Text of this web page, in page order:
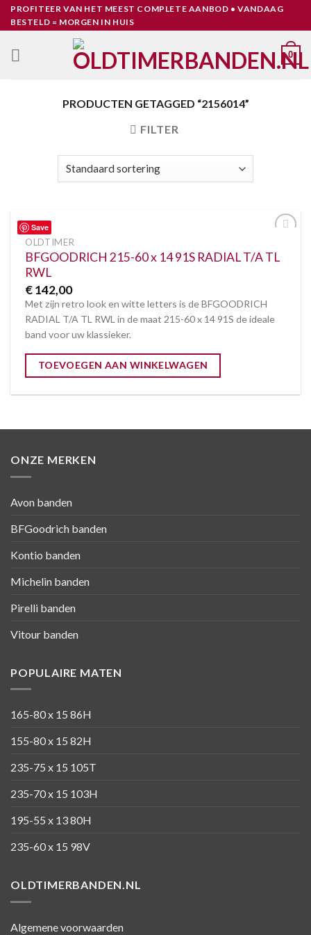
SkipPROFITEER VAN HET MEEST COMPLETE AANBOD • VANDAAG
BESTELD = MORGEN IN HUIS
0
PRODUCTEN GETAGGED “2156014”
FILTER
Save
aan
verlanglijst
OLDTIMER
BFGOODRICH 215-60 x 14 91S RADIAL T/A TL
RWL
€142,00
Met zijn retro look en witte letters is de BFGOODRICH
RADIAL T/A TL RWL in de maat 215-60 x 14 91S de ideale
band voor uw klassieker.
TOEVOEGEN AAN WINKELWAGEN
ONZE MERKEN
Avon banden
BFGoodrich banden
Kontio banden
Michelin banden
Pirelli banden
Vitour banden
POPULAIRE MATEN
165-80 x 15 86H
155-80 x 15 82H
235-75 x 15 105T
235-70 x 15 103H
195-55 x 13 80H
235-60 x 15 98V
OLDTIMERBANDEN.NL
Algemene voorwaarden